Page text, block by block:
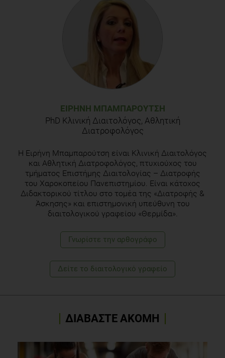
ΕΙΡΉΝΗ ΜΠΑΜΠΑΡΟΎΤΣΗ
PhD Κλινική Διαιτολόγος, Αθλητική
Διατροφολόγος
Η Ειρήνη Μπαμπαρούτση είναι Κλινική Διαιτολόγος
και Αθλητική Διατροφολόγος, πτυχιούχος του
τμήματος Επιστήμης Διαιτολογίας – Διατροφής
του Χαροκοπείου Πανεπιστημίου. Είναι κάτοχος
Διδακτορικού τίτλου στο τομέα της «Διατροφής &
Άσκησης» και επιστημονική υπεύθυνη του
διαιτολογικού γραφείου «Θερμίδα».
Γνωρίστε την αρθογράφο
Δείτε το διαιτολογικό γραφείο
ΔΙΑΒΑΣΤΕ ΑΚΟΜΗ